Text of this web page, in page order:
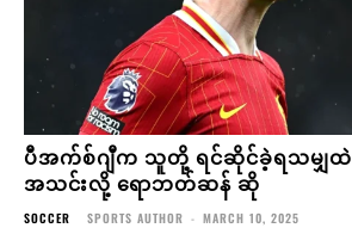
ပီအက်စ်ဂျီက သူတို့ ရင်ဆိုင်ခဲ့ရသမျှထဲ
အသင်းလို့ ရောဘတ်ဆန် ဆို
SOCCER SPORTS AUTHOR - MARCH 10, 2025